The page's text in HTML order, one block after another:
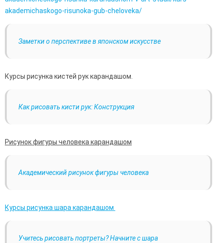
akademichaskogo-risunoka-gub-cheloveka/
Заметки о перспективе в японском искусстве
Курсы рисунка кистей рук карандашом.
Как рисовать кисти рук: Конструкция
Рисунок фигуры человека карандашом
Академический рисунок фигуры человека
Курсы рисунка шара карандашом
Учитесь рисовать портреты? Начните с шара